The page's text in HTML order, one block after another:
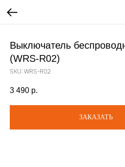
Выключатель
(WRS-R02)
SKU:WRS-R02
3 490 р.
ЗАКАЗАТЬ